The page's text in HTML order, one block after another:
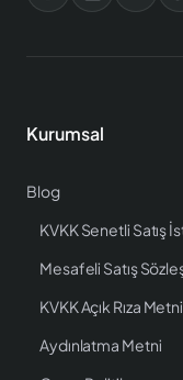
Kurumsal
Blog
KVKK Açık Rıza Metni
Aydınlatma Metni